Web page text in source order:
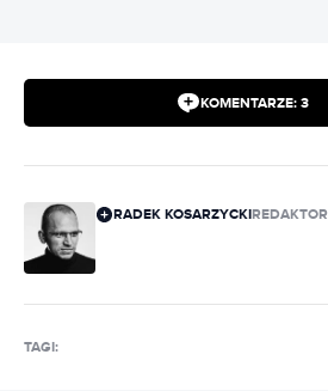
KOMENTARZE: 3
RADEK KOSARZYCKIREDAKTOR
TAGI: